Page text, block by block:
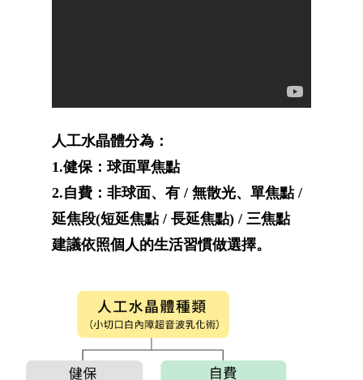
人工水晶體分為：
1.健保：球面單焦點
2.自費：非球面、有 / 無散光、單焦點 /
延焦段(短延焦點 / 長延焦點) / 三焦點
建議依照個人的生活習慣做選擇。